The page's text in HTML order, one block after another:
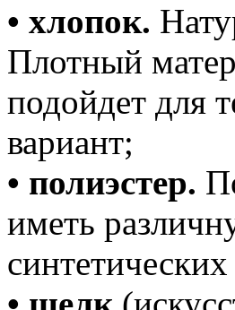
• хлопок.
Плотный
подойдет для
вариант;
• полиэстер.
иметь